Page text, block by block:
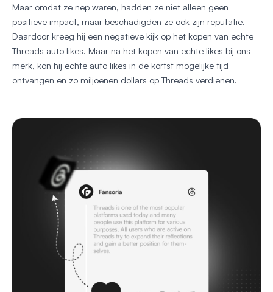
Maar omdat ze nep waren, hadden ze niet alleen geen
positieve impact, maar beschadigden ze ook zijn reputatie.
Daardoor kreeg hij een negatieve kijk op het kopen van echte
Threads auto likes. Maar na het kopen van echte likes bij ons
merk, kon hij echte auto likes in de kortst mogelijke tijd
ontvangen en zo miljoenen dollars op Threads verdienen.